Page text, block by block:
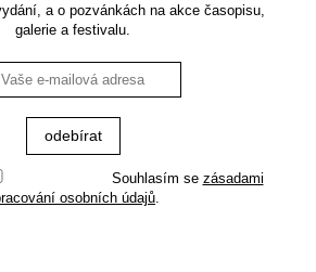
a o pozvánkách na akce časopisu,
galerie a festivalu.
Souhlasím se zásadami
osobních údajů